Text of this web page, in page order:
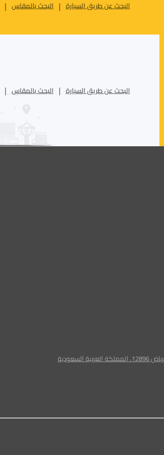
البحث عن طريق السيارة البحث بالمقاس
البحث عن طريق السيارة البحث بالمقاس